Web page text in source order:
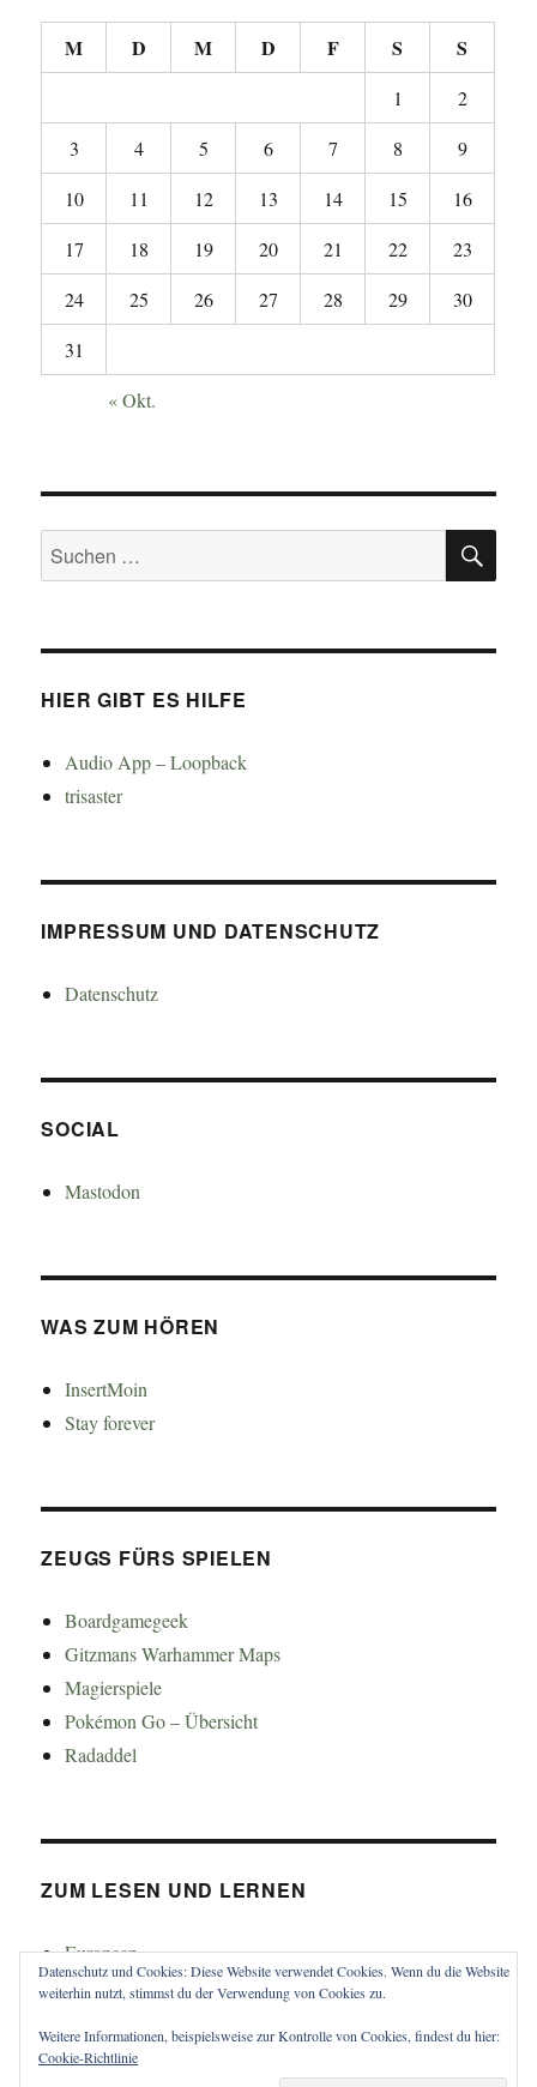
M D M D F S S
1
2
3
4 5 6 7 8
9
10
11 12 13 14 15
16
17
18 19 20 21 22
23
24
25 26 27 28 29
30
31
« Okt.
Suchen
nach:
HIER GIBT ES HILFE
Audio App – Loopback
trisaster
IMPRESSUM UND DATENSCHUTZ
Datenschutz
SOCIAL
Mastodon
WAS ZUM HÖREN
InsertMoin
Stay forever
ZEUGS FÜRS SPIELEN
Boardgamegeek
Gitzmans Warhammer Maps
Magierspiele
Pokémon Go – Übersicht
Radaddel
ZUM LESEN UND LERNEN
Euroncap
Tong
Impressum und Datenschutz Stolz präsentiert von
Datenschutz und Cookies: Diese Website verwendet Cookies. Wenn du die Website
weiterhin nutzt, stimmst du der Verwendung von Cookies zu.
Weitere Informationen, beispielsweise zur Kontrolle von Cookies, findest du hier:
Cookie-Richtlinie